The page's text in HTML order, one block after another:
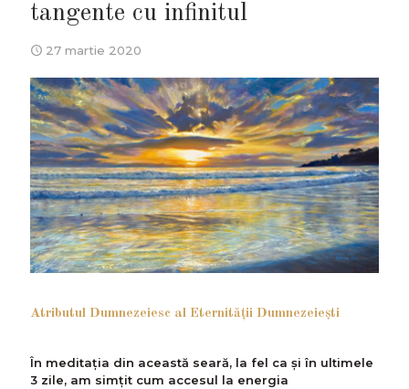
tangente cu infinitul
27 martie 2020
Atributul Dumnezeiesc al Eternităţii Dumnezeieşti
În meditația din această seară, la fel ca și în ultimele
3 zile, am simțit cum accesul la energia